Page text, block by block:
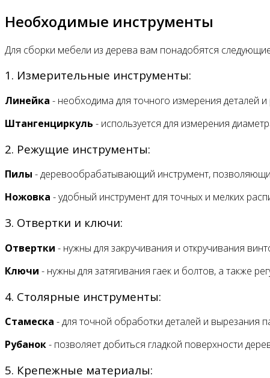
Необходимые инструменты
Для сборки мебели из дерева вам понадобятся
1. Измерительные инструменты:
Линейка - необходима для точного измерения деталей и
Штангенциркуль - используется для измерения
2. Режущие инструменты:
Пилы - деревообрабатывающий инструмент,
Ножовка - удобный инструмент для точных и мелких
3. Отвертки и ключи:
Отвертки - нужны для закручивания и откручивания
Ключи - нужны для затягивания гаек и болтов, а также
4. Столярные инструменты:
Стамеска - для точной обработки деталей и вырезания
Рубанок- позволяет добиться гладкой поверхности
5. Крепежные материалы: